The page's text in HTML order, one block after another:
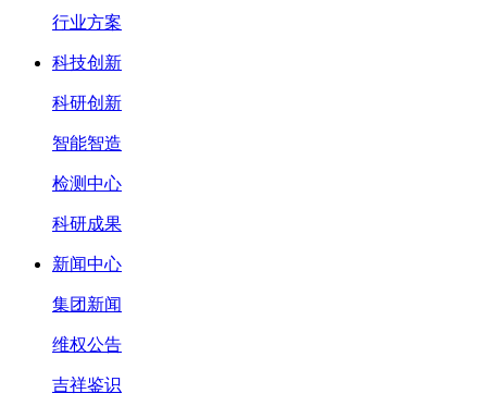
行业方案
科技创新
科研创新
智能智造
检测中心
科研成果
新闻中心
集团新闻
维权公告
吉祥鉴识